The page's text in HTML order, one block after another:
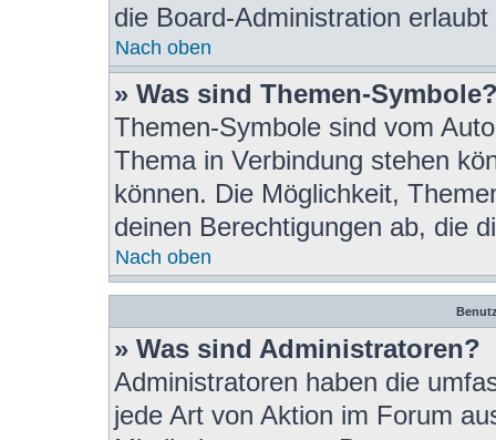
die Board-Administration erlaubt
Nach oben
» Was sind Themen-
Themen-Symbole sind vom
Thema in Verbindung stehen
können. Die Möglichkeit,
deinen Berechtigungen ab, die
Nach oben
» Was sind Administratoren?
Administratoren haben die
jede Art von Aktion im Forum